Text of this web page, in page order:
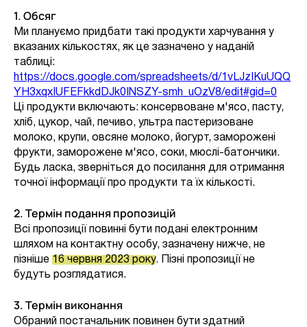
1. Обсяг
Ми плануємо придбати такі продукти харчування у
вказаних кількостях, як це зазначено у наданій
таблиці:
https://docs.google.com/spreadsheets/d/1vLJzIKuUQQ
YH3xqxIUFEFkkdDJk0INSZY-smh_uOzV8/edit#gid=0
Ці продукти включають: консервоване м'ясо, пасту,
хліб, цукор, чай, печиво, ультра пастеризоване
молоко, крупи, овсяне молоко, йогурт, заморожені
фрукти, заморожене м'ясо, соки, мюслі-батончики.
Будь ласка, зверніться до посилання для отримання
точної інформації про продукти та їх кількості.
2. Термін подання пропозицій
Всі пропозиції повинні бути подані електронним
шляхом на контактну особу, зазначену нижче, не
пізніше 16 червня 2023 року. Пізні пропозиції не
будуть розглядатися.
3. Термін виконання
Обраний постачальник повинен бути здатний